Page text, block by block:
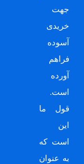
جهت
خریدی
آسوده
فراهم
آورده
است.
قول ما
این
است که
به عنوان